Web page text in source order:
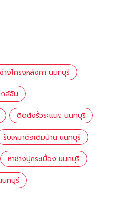
ช่างโครงหลังคา นนทบุรี
กล้ฉัน
ติดตั้งรั้วระแนง นนทบุรี
รับเหมาต่อเติมบ้าน นนทบุรี
หาช่างปูกระเบื้อง นนทบุรี
นทบุรี